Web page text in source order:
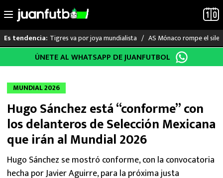
al
Es tendencia: Tigres va por joya mundialista AS Mónaco rompe el
LO ÚLTIMO
LIGA MX
RAYADOS
PUMAS
ATLANTE
ÚNETE AL WHATSAPP DE JUANFUTBOL
MUNDIAL 2026
Hugo Sánchez está “conforme” con
los delanteros de Selección Mexicana
que irán al Mundial 2026
Hugo Sánchez se mostró conforme, con la convocatoria
hecha por Javier Aguirre, para la próxima justa